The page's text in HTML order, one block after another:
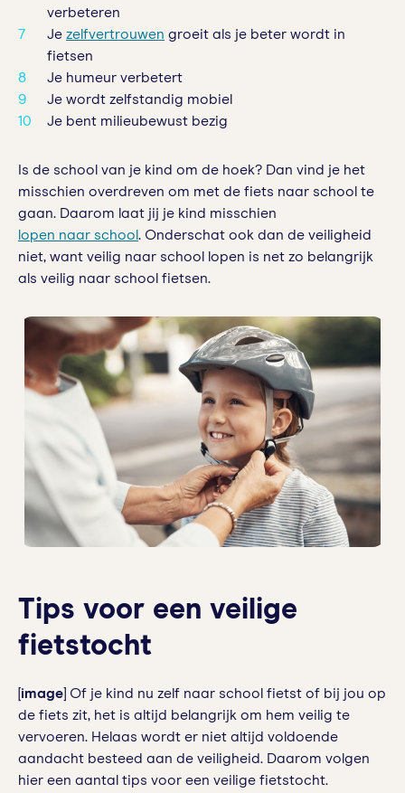
verbeteren
Je zelfvertrouwen groeit als je beter wordt in
fietsen
Je humeur verbetert
Je wordt zelfstandig mobiel
Je bent milieubewust bezig
Is de school van je kind om de hoek? Dan vind je het
misschien overdreven om met de fiets naar school te
gaan. Daarom laat jij je kind misschien
lopen naar school . Onderschat ook dan de veiligheid
niet, want veilig naar school lopen is net zo belangrijk
als veilig naar school fietsen.
Tips voor een veilige
fietstocht
[image ] Of je kind nu zelf naar school fietst of bij jou op
de fiets zit, het is altijd belangrijk om hem veilig te
vervoeren. Helaas wordt er niet altijd voldoende
aandacht besteed aan de veiligheid. Daarom volgen
hier een aantal tips voor een veilige fietstocht.